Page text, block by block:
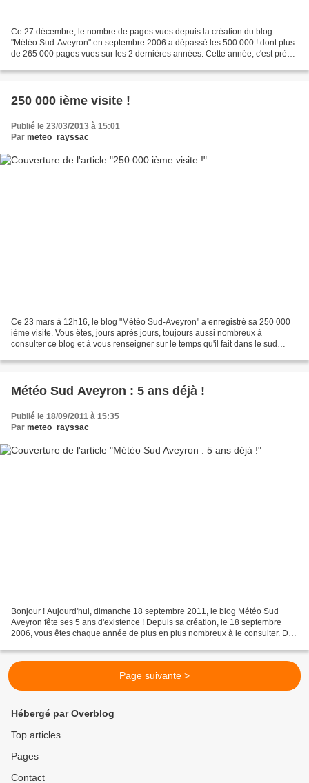
Ce 27 décembre, le nombre de pages vues depuis la création du blog
"Météo Sud-Aveyron" en septembre 2006 a dépassé les 500 000 ! dont plus
de 265 000 pages vues sur les 2 dernières années. Cette année, c'est près
250 000 ième visite !
Publié le 23/03/2013 à 15:01
Par meteo_rayssac
Ce 23 mars à 12h16, le blog "Météo Sud-Aveyron" a enregistré sa 250 000
ième visite. Vous êtes, jours après jours, toujours aussi nombreux à
consulter ce blog et à vous renseigner sur le temps qu'il fait dans le sud
Météo Sud Aveyron : 5 ans déjà !
Publié le 18/09/2011 à 15:35
Par meteo_rayssac
Bonjour ! Aujourd'hui, dimanche 18 septembre 2011, le blog Météo Sud
Aveyron fête ses 5 ans d'existence ! Depuis sa création, le 18 septembre
2006, vous êtes chaque année de plus en plus nombreux à le consulter. De
Page suivante >
Hébergé par Overblog
Top articles
Pages
Contact